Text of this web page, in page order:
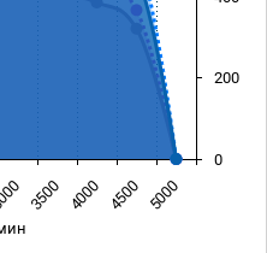
3500 4000 4500 5000
0
200